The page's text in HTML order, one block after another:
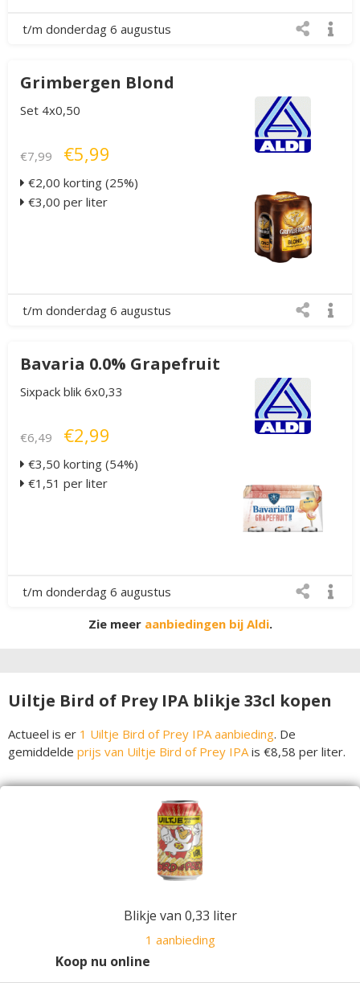
t/m donderdag 6 augustus
Grimbergen Blond
Set 4x0,50
€7,99 €5,99
€2,00 korting (25%)
€3,00 per liter
t/m donderdag 6 augustus
Bavaria 0.0% Grapefruit
Sixpack blik 6x0,33
€6,49 €2,99
€3,50 korting (54%)
€1,51 per liter
t/m donderdag 6 augustus
Zie meer aanbiedingen bij Aldi.
Uiltje Bird of Prey IPA blikje 33cl kopen
Actueel is er 1 Uiltje Bird of Prey IPA aanbieding. De
gemiddelde prijs van Uiltje Bird of Prey IPA is €8,58 per liter.
Blikje van 0,33 liter
1 aanbieding
Koop nu online